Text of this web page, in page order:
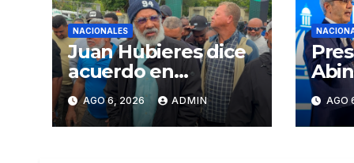
NACIONALES
Juan Hubieres dice
acuerdo en
corredor Mella evita
conflictos
innecesarios
AGO 6, 2026 ADMIN
enAGO